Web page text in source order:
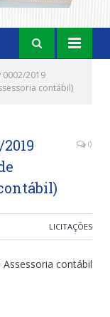
0002/2019
contábil)
0
LICITAÇÕES
contábil